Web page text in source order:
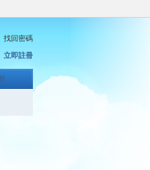
找回密碼
立即註冊